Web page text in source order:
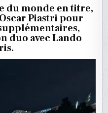
OSCAR
PIASTRI
du monde en titre,
Piastri pour
duo avec Lando